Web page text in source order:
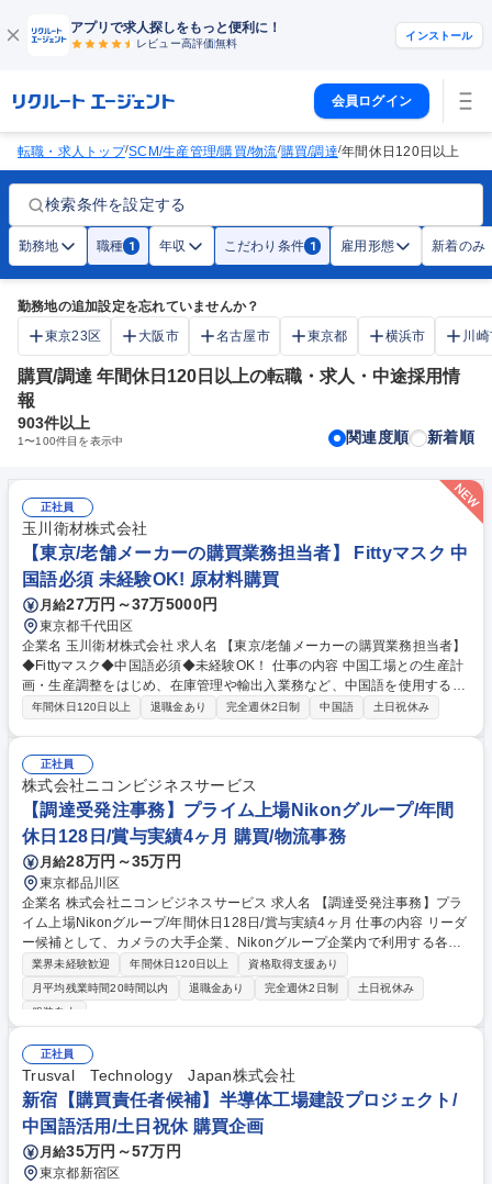
アプリで求人探しをもっと便利に！
レビュー高評価無料
インストール
会員ログイン
転職・求人トップ/SCM/生産管理/購買/物流/購買/調達/年間休日120日以上
検索条件を設定する
勤務地 職種 1 年収 こだわり条件 1 雇用形態 新着のみ
勤務地の追加設定を忘れていませんか？
東京23区
大阪市 名古屋市 東京都 横浜市 川
購買/調達 年間休日120日以上の転職・求人・中途採用情
報
903件以上
1〜100件目を表示中 関連度順 新着順
正社員
玉川衛材株式会社
【東京/老舗メーカーの購買業務担当者】 Fittyマスク 中
国語必須 未経験OK! 原材料購買
月給27万円～37万5000円
東京都千代田区
企業名 玉川衛材株式会社 求人名 【東京/老舗メーカーの購買業務担当者】
◆Fittyマスク◆中国語必須◆未経験OK！ 仕事の内容 中国工場との生産計
画・生産調整をはじめ、在庫管理や輸出入業務など、中国語を使用する購
買関連業務全般をご担当いただきます。未経験の方も安心の環境で、徐々
産調整（生産、原価、納期） ■輸出入事務処理全般 ■製品や資材の在庫管
理 ■納期や品質に関するトラブル発生時の対応と改善提案 中国語を用いた
コミュニケーションがメインとなります。 最初は先輩社員が丁寧に指導
し、徐々に業務をお任せしていくので未経験の方も安心してスタートでき
ます。 募集職種 【東京/老舗メーカーの購買業務担当者】◆Fittyマスク◆
中国語必須◆未経験OK！
年間休日120日以上 退職金あり 完全週休2日制 中国語 土日祝休み
正社員
株式会社ニコンビジネスサービス
【調達受発注事務】プライム上場Nikonグループ/年間
休日128日/賞与実績4ヶ月 購買/物流事務
月給28万円～35万円
東京都品川区
企業名 株式会社ニコンビジネスサービス 求人名 【調達受発注事務】プラ
イム上場Nikonグループ/年間休日128日/賞与実績4ヶ月 仕事の内容 リーダ
ー候補として、カメラの大手企業、Nikonグループ企業内で利用する各種
商材の受発注業務全般をお任せいたします。【具体的な業務内容】■依頼
を受ける・見積書作成 ■発注・納品・請求 ■代金回収 など ◎発注受注に関
する一連の業務をお任せします。一連の流れを1人で担当するため、調達
など軽作業もあり、メリハリをつけて働くことができます。◎ゆくゆくは
リーダー候補として以下業務もお任せ予定。 ■チームメンバーの業務支援
■新人育成・指導などマネジメント業務 ■予算計画・管理 募集職種 【調達
受発注事務】プライム上場Nikonグループ/年間休日128日/賞与実績4ヶ月
業界未経験歓迎 年間休日120日以上
資格取得支援あり
月平均残業時間20時間以内
退職金あり 完全週休2日制
土日祝休み
服装自由
正社員
Trusval Technology Japan株式会社
新宿【購買責任者候補】半導体工場建設プロジェクト/
中国語活用/土日祝休 購買企画
月給35万円～57万円
東京都新宿区